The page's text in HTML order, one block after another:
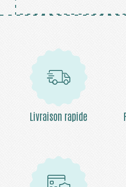
Livraison rapide